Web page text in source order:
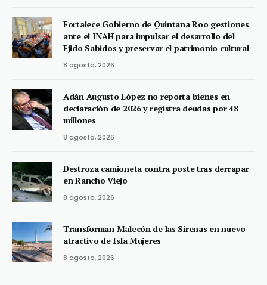
Fortalece Gobierno de Quintana Roo gestiones
ante el INAH para impulsar el desarrollo del
Ejido Sabidos y preservar el patrimonio cultural
8 agosto, 2026
Adán Augusto López no reporta bienes en
declaración de 2026 y registra deudas por 48
millones
8 agosto, 2026
Destroza camioneta contra poste tras derrapar
en Rancho Viejo
8 agosto, 2026
Transforman Malecón de las Sirenas en nuevo
atractivo de Isla Mujeres
8 agosto, 2026